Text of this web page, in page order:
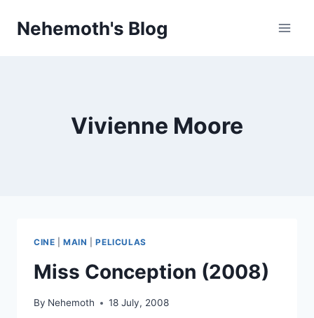
Nehemoth's Blog
Vivienne Moore
CINE |MAIN |PELICULAS
Miss Conception (2008)
By Nehemoth 18 July, 2008